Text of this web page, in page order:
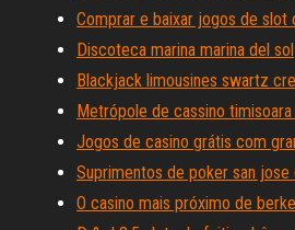
Comprar e baixar jogos de slot
Discoteca marina marina del sol
Blackjack limousines swartz
Metrópole de cassino timisoara
Jogos de casino grátis com
Suprimentos de poker san jose
O casino mais próximo de